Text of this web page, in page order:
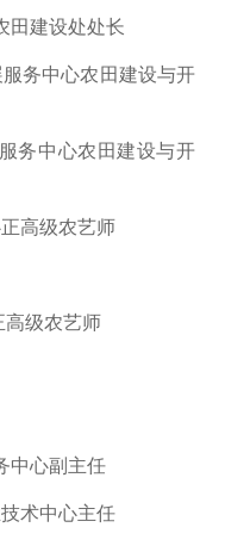
田建设处处长
务中心农田建设与开
务中心农田建设与开
高级农艺师
高级农艺师
中心副主任
术中心主任